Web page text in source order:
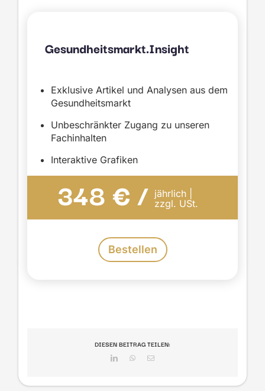
Gesundheitsmarkt.Insight
Exklusive Artikel und Analysen aus dem
Gesundheitsmarkt
Unbeschränkter Zugang zu unseren
Fachinhalten
Interaktive Grafiken
348 € / jährlich |
zzgl. USt.
Bestellen
DIESEN BEITRAG TEILEN:
LinkedInWhatsApp
E-